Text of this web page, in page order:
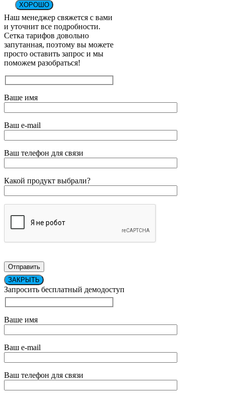
ХОРОШО
Наш менеджер свяжется с вами
и уточнит все подробности.
Сетка тарифов довольно
запутанная, поэтому вы можете
просто оставить запрос и мы
поможем разобраться!
Ваше имя
Ваш e-mail
Ваш телефон для связи
Какой продукт выбрали?
ЗАКРЫТЬ
Запросить бесплатный демодоступ
Ваше имя
Ваш e-mail
Ваш телефон для связи